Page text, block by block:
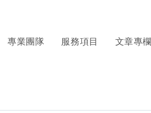
專業團隊 服務項目 文章專欄